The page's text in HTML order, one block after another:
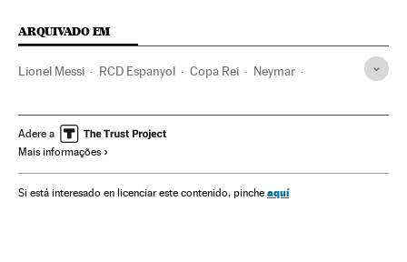
ARQUIVADO EM
Lionel Messi RCD Espanyol Copa Rei Neymar
Esportes Copa Rey 2015/2016
Adere a
Mais informações
Si está interesado en licenciar este contenido, pinche aquí